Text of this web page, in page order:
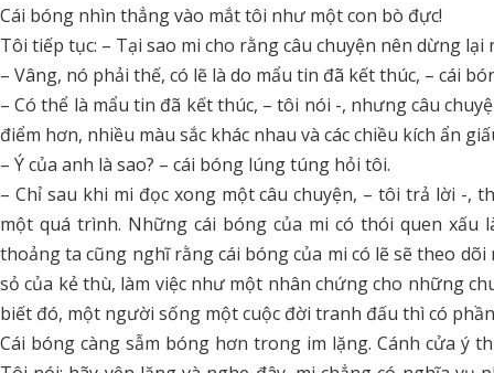
Cái bóng nhìn thẳng vào mắt tôi như một con bò đực!
Tôi tiếp tục: – Tại sao mi cho rằng câu chuyện nên dừng lại
– Vâng, nó phải thế, có lẽ là do mẩu tin đã kết thúc, – cái
– Có thể là mẩu tin đã kết thúc, – tôi nói -, nhưng câu
điểm hơn, nhiều màu sắc khác nhau và các chiều kích ẩn
– Ý của anh là sao? – cái bóng lúng túng hỏi tôi.
– Chỉ sau khi mi đọc xong một câu chuyện, – tôi trả lời -,
một quá trình. Những cái bóng của mi có thói quen xấu
thoảng ta cũng nghĩ rằng cái bóng của mi có lẽ sẽ theo
sỏ của kẻ thù, làm việc như một nhân chứng cho những
biết đó, một người sống một cuộc đời tranh đấu thì có
Cái bóng càng sẫm bóng hơn trong im lặng. Cánh cửa ý